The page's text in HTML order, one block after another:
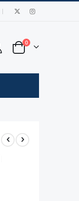
|
Cart
0artículos